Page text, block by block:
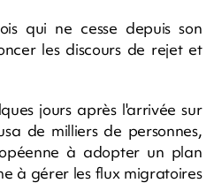
qui ne cesse depuis son
les discours de rejet et
jours après l'arrivée sur
de milliers de personnes,
à adopter un plan
à gérer les flux migratoires